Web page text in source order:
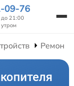
09-76
21:00
Ремонт